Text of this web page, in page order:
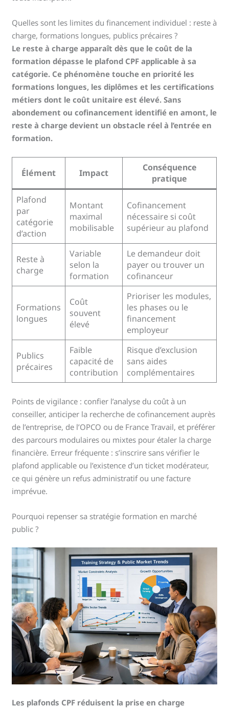
Quelles sont les limites du financement individuel : reste à
charge, formations longues, publics précaires ?
Le reste à charge apparaît dès que le coût de la
formation dépasse le plafond CPF applicable à sa
catégorie. Ce phénomène touche en priorité les
formations longues, les diplômes et les certifications
métiers dont le coût unitaire est élevé. Sans
abondement ou cofinancement identifié en amont, le
reste à charge devient un obstacle réel à l’entrée en
formation.
Élément Impact
Conséquence
pratique
Plafond
par
catégorie
d’action
Montant
maximal
mobilisable
Cofinancement
nécessaire si coût
supérieur au plafond
Reste à
charge
Variable
selon la
formation
Le demandeur doit
payer ou trouver un
cofinanceur
Formations
longues
Coût
souvent
élevé
Prioriser les modules,
les phases ou le
financement
employeur
Publics
précaires
Faible
capacité de
contribution
Risque d’exclusion
sans aides
complémentaires
Points de vigilance : confier l’analyse du coût à un
conseiller, anticiper la recherche de cofinancement auprès
de l’entreprise, de l’OPCO ou de France Travail, et préférer
des parcours modulaires ou mixtes pour étaler la charge
financière. Erreur fréquente : s’inscrire sans vérifier le
plafond applicable ou l’existence d’un ticket modérateur,
ce qui génère un refus administratif ou une facture
imprévue.
Pourquoi repenser sa stratégie formation en marché
public ?
Les plafonds CPF réduisent la prise en charge